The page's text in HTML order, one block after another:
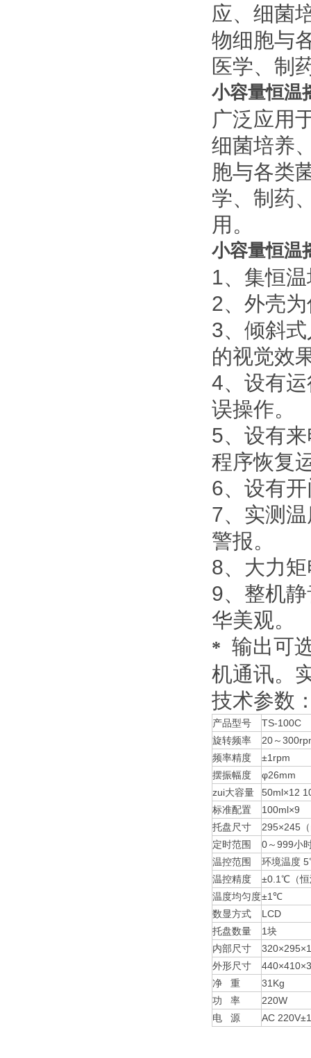
应、细菌
物细胞与
医学、制
小容量恒温
广泛应用
细菌培养
胞与各类
学、制药
用。
小容量恒温
1、集恒
2、外壳
3、倾斜
的视觉效
4、设有
误操作。
5、设有
程序恢复
6、设有
7、实测
警报。
8、大力
9、整机
华美观。
* 输出可
机通讯。
技术参数
产品型号
TS-100C
旋转频率
20～
频率精度
±1rpm
摆振幅度
φ26mm
zui大容量
50ml×12
标准配置
100ml×9
托盘尺寸
295×245
定时范围
0～999小
温控范围
环境温度
温控精度
±0.1℃（恒
温度均匀度±1℃
数显方式
LCD
托盘数量
1块
内部尺寸
外形尺寸
净 重
31Kg
功 率
220W
电 源
AC